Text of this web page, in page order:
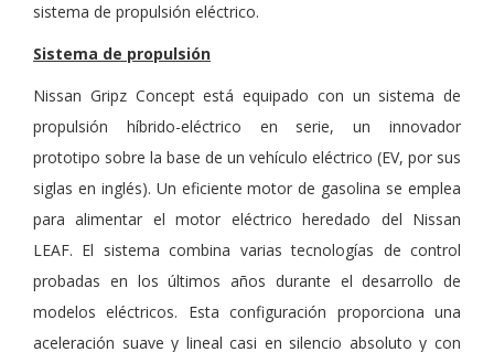
sistema de propulsión eléctrico.
Sistema de propulsión
Nissan Gripz Concept está equipado con un sistema de
propulsión híbrido-eléctrico en serie, un innovador
prototipo sobre la base de un vehículo eléctrico (EV, por sus
siglas en inglés). Un eficiente motor de gasolina se emplea
para alimentar el motor eléctrico heredado del Nissan
LEAF. El sistema combina varias tecnologías de control
probadas en los últimos años durante el desarrollo de
modelos eléctricos. Esta configuración proporciona una
aceleración suave y lineal casi en silencio absoluto y con